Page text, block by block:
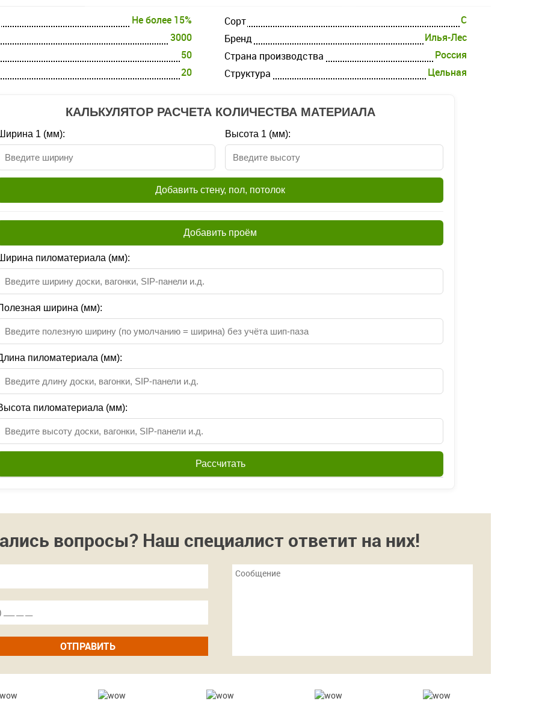
Не более 15%
3000
50
20
Cорт
C
Бренд
Илья-Лес
Страна производства
Россия
Структура
Цельная
КАЛЬКУЛЯТОР РАСЧЕТА КОЛИЧЕСТВА МАТЕРИАЛА
1 (мм): Высота 1 (мм):
Добавить стену, пол, потолок
Добавить проём
пиломатериала (мм):
ширина (мм):
пиломатериала (мм):
пиломатериала (мм):
Рассчитать
вопросы? Наш специалист ответит на них!
ОТПРАВИТЬ